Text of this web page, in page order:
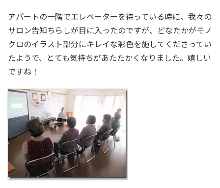
アパートの一階でエレベーターを待っている時に、我々の
サロン告知ちらしが目に入ったのですが、どなたかがモノ
クロのイラスト部分にキレイな彩色を施してくださってい
たようで、とても気持ちがあたたかくなりました。嬉しい
ですね！